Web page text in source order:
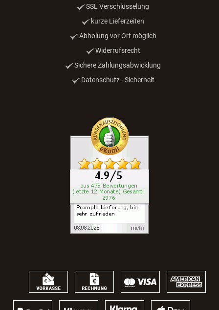
SSL Verschlüsselung
kurze Lieferzeiten
Abholung vor Ort möglich
Widerrufsrecht
Sichere Zahlungsabwicklung
Datenschutz - Sicherheit